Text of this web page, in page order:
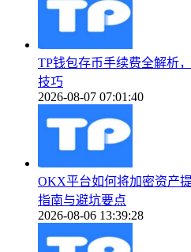
TP钱包存币手续费全解析
技巧
2026-08-07 07:01:40
OKX平台如何将加密资产
指南与避坑要点
2026-08-06 13:39:28